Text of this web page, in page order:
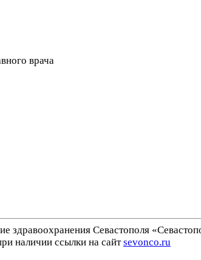
врача
здравоохранения Севастополя
наличии ссылки на сайтsevonco.ru